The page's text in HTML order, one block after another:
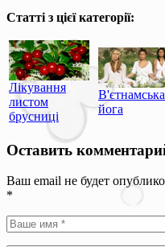
Статті з цієї категорії:
Лікування
листом
брусниці
В'єтнамська
йога
Оставить
Ваш email не будет
*